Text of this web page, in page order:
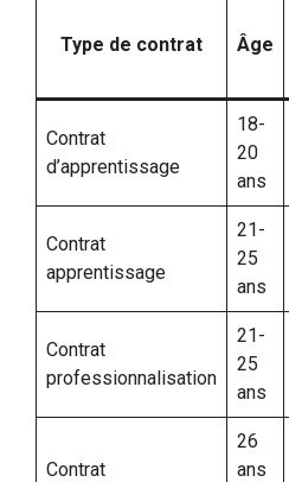
Type de contrat Âge
Contrat
d’apprentissage
18-
20
ans
Contrat
apprentissage
21-
25
ans
Contrat
professionnalisation
21-
25
ans
Contrat
26
ans